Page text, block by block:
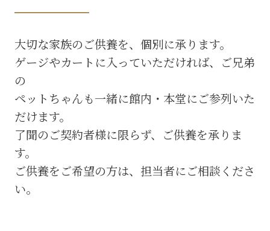
大切な家族のご供養を、個別に承ります。
ゲージやカートに入っていただければ、ご兄弟
の
ペットちゃんも一緒に館内・本堂にご参列いた
だけます。
了聞のご契約者様に限らず、ご供養を承りま
す。
ご供養をご希望の方は、担当者にご相談くださ
い。